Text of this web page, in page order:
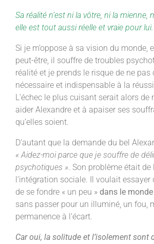
Sa réalité n’est ni la vôtre, ni la mienne,
elle est tout aussi réelle et vraie pour lui.
Si je m’oppose à sa vision du monde,
peut-être, il souffre de troubles
réalité et je prends le risque de ne pas
nécessaire et indispensable à la
L’échec le plus cuisant serait alors de
aider Alexandre et à apaiser ses
qu’elles soient.
D’autant que la demande du bel
« Aidez-moi parce que je souffre de
psychotiques ». Son problème était de
l’intégration sociale. Il voulait essayer
de se fondre « un peu » dans le
sans passer pour un illuminé, un fou,
permanence à l’écart.
Car oui, la solitude et l’isolement sont